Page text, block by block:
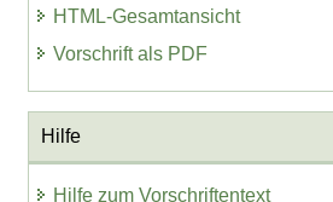
HTML-Gesamtansicht
Vorschrift als PDF
Hilfe
Hilfe zum Vorschriftentext